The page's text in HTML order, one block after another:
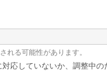
れる可能性があります。
応していないか、調整中の